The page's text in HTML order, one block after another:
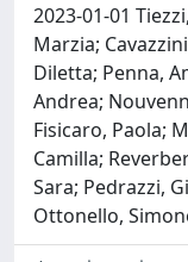
2023-01-01
Marzia;
Diletta; Penna,
Andrea;
Fisicaro, Paola;
Camilla;
Sara; Pedrazzi,
Ottonello,